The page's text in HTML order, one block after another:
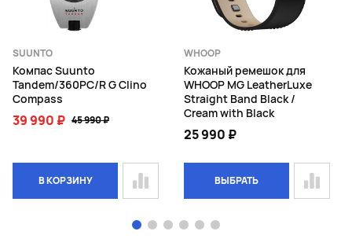
SUUNTO
Компас Suunto
Tandem/360PC/R G Clino
Compass
39 990 ₽ 45 990 ₽
В КОРЗИНУ
WHOOP
Кожаный ремешок для
WHOOP MG LeatherLuxe
Straight Band Black /
Cream with Black
25 990 ₽
ВЫБРАТЬ